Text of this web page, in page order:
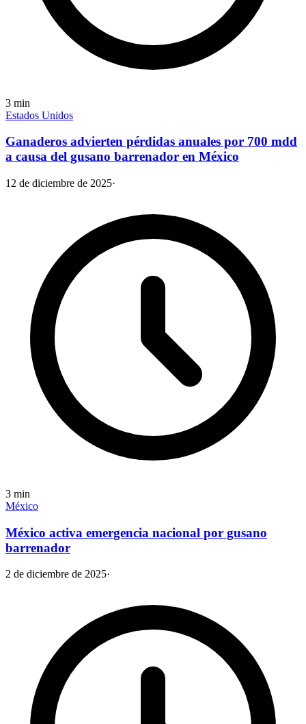
3 min
Estados Unidos
Ganaderos advierten pérdidas anuales por 700 mdd
a causa del gusano barrenador en México
12 de diciembre de 2025·
3 min
México
México activa emergencia nacional por gusano
barrenador
2 de diciembre de 2025·